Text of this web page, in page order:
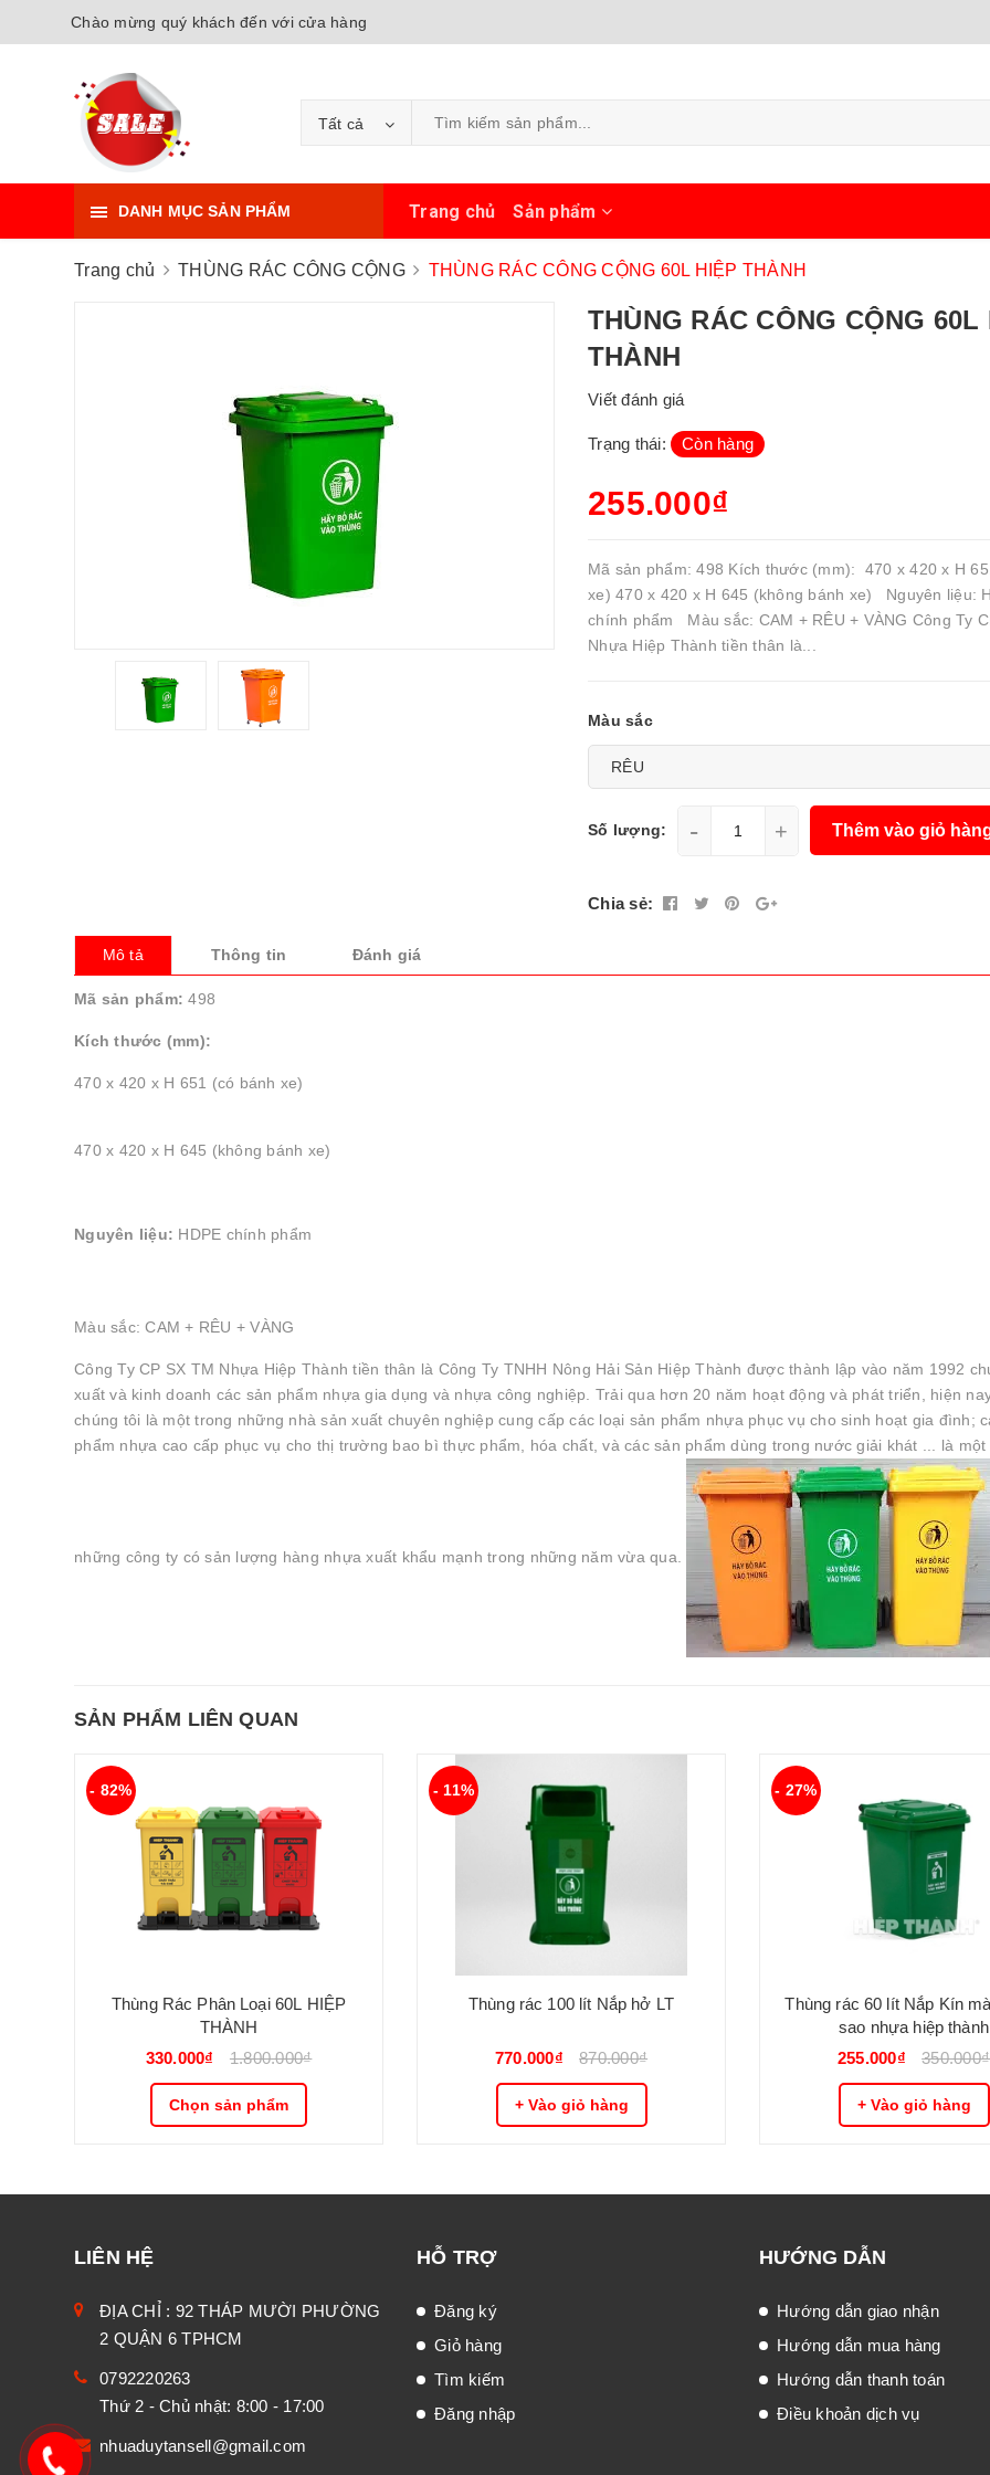
Chào mừng quý khách đến với cửa hàng
Tất cả
DANH MỤC SẢN PHẨM Trang chủ Sản phẩm
Trang chủ THÙNG RÁC CÔNG CỘNG THÙNG RÁC CÔNG CỘNG 60L HIỆP THÀNH
THÙNG RÁC CÔNG CỘNG 60L
THÀNH
Viết đánh giá
Trạng thái: Còn hàng
255.000₫
Mã sản phẩm: 498 Kích thước (mm): 470 x 420 x H
xe) 470 x 420 x H 645 (không bánh xe) Nguyên liệu:
chính phẩm Màu sắc: CAM + RÊU + VÀNG Công Ty
Nhựa Hiệp Thành tiền thân là...
Màu sắc
Số lượng: - + Thêm vào giỏ
Chia sẻ:
Mô tả Thông tin Đánh giá
Mã sản phẩm: 498
Kích thước (mm):
470 x 420 x H 651 (có bánh xe)
470 x 420 x H 645 (không bánh xe)
Nguyên liệu: HDPE chính phẩm
Màu sắc: CAM + RÊU + VÀNG
Công Ty CP SX TM Nhựa Hiệp Thành tiền thân là Công Ty TNHH Nông Hải Sản Hiệp Thành được thành lập vào năm 1992
xuất và kinh doanh các sản phẩm nhựa gia dụng và nhựa công nghiệp. Trải qua hơn 20 năm hoạt động và phát triển, hiện
chúng tôi là một trong những nhà sản xuất chuyên nghiệp cung cấp các loại sản phẩm nhựa phục vụ cho sinh hoạt gia đình;
phẩm nhựa cao cấp phục vụ cho thị trường bao bì thực phẩm, hóa chất, và các sản phẩm dùng trong nước giải khát ... là một
những công ty có sản lượng hàng nhựa xuất khẩu mạnh trong những năm vừa qua.
SẢN PHẨM LIÊN QUAN
- 82%
Thùng Rác Phân Loại 60L HIỆP
THÀNH
330.000₫
1.800.000₫
Chọn sản phẩm
- 11%
Thùng rác 100 lít Nắp hở LT
770.000₫ 870.000₫
+ Vào giỏ hàng
- 27%
Thùng rác 60 lít Nắp Kín
sao nhựa hiệp thành
255.000₫
350.000₫
+ Vào giỏ hàng
LIÊN HỆ
ĐỊA CHỈ : 92 THÁP MƯỜI PHƯỜNG
2 QUẬN 6 TPHCM
0792220263
Thứ 2 - Chủ nhật: 8:00 - 17:00
nhuaduytansell@gmail.com
HỖ TRỢ
Đăng ký
Giỏ hàng
Tìm kiếm
Đăng nhập
HƯỚNG DẪN
Hướng dẫn giao nhận
Hướng dẫn mua hàng
Hướng dẫn thanh toán
Điều khoản dịch vụ
0792220263